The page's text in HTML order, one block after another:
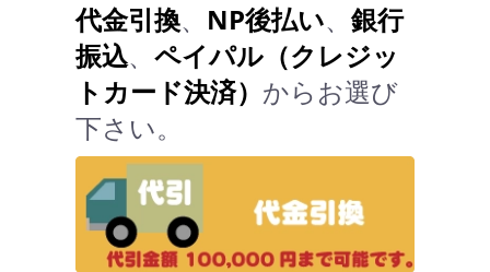
代金引換、 NP後払い、 銀行
振込、 ペイパル（クレジッ
トカード決済） からお選び
下さい。